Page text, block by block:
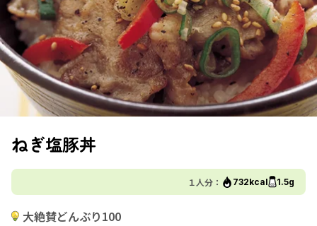
ねぎ塩豚丼
１人分： 732kcal 1.5g
大絶賛どんぶり100